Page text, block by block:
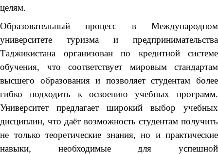
целям.
Образовательный процесс в Международном
университете туризма и предпринимательства
Таджикистана организован по кредитной системе
обучения, что соответствует мировым стандартам
высшего образования и позволяет студентам более
гибко подходить к освоению учебных программ.
Университет предлагает широкий выбор учебных
дисциплин, что даёт возможность студентам получить
не только теоретические знания, но и практические
навыки, необходимые для успешной